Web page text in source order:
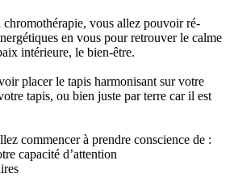
chromothérapie, vous allez pouvoir ré-
en vous pour retrouver le calme
intérieure, le bien-être.
placer le tapis harmonisant sur votre
tapis, ou bien juste par terre car il est
commencer à prendre conscience de :
capacité d’attention